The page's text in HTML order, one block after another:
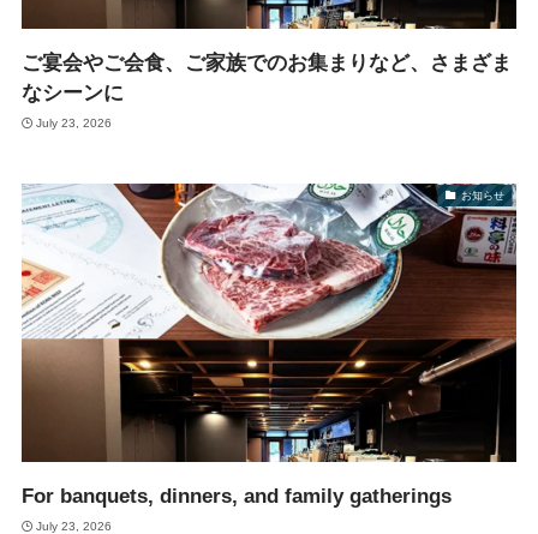
ご宴会やご会食、ご家族でのお集まりなど、さまざま
なシーンに
July 23, 2026
お知らせ
For banquets, dinners, and family gatherings
July 23, 2026